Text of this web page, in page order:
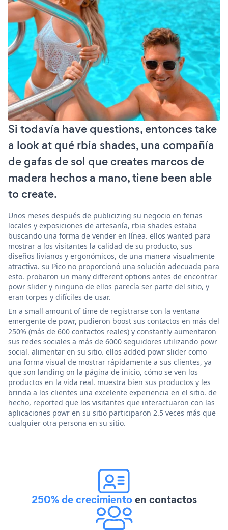
Si todavía have questions, entonces take
a look at qué rbia shades, una compañía
de gafas de sol que creates marcos de
madera hechos a mano, tiene been able
to create.
Unos meses después de publicizing su negocio en ferias
locales y exposiciones de artesanía, rbia shades estaba
buscando una forma de vender en línea. ellos wanted para
mostrar a los visitantes la calidad de su producto, sus
diseños livianos y ergonómicos, de una manera visualmente
atractiva. su Pico no proporcionó una solución adecuada para
esto. probaron un many different options antes de encontrar
powr slider y ninguno de ellos parecía ser parte del sitio, y
eran torpes y difíciles de usar.
En a small amount of time de registrarse con la ventana
emergente de powr, pudieron boost sus contactos en más del
250% (más de 600 contactos reales) y constantly aumentaron
sus redes sociales a más de 6000 seguidores utilizando powr
social. alimentar en su sitio. ellos added powr slider como
una forma visual de mostrar rápidamente a sus clientes, ya
que son landing on la página de inicio, cómo se ven los
productos en la vida real. muestra bien sus productos y les
brinda a los clientes una excelente experiencia en el sitio. de
hecho, reported que los visitantes que interactuaron con las
aplicaciones powr en su sitio participaron 2.5 veces más que
cualquier otra persona en su sitio.
250% de crecimientoen contactos